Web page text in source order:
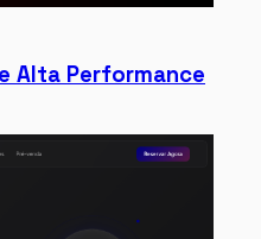
Alta Performance